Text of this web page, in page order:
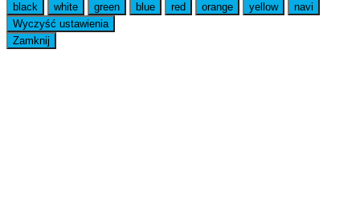
black
white green blue red orange yellow
navi
Wyczyść ustawienia
Zamknij